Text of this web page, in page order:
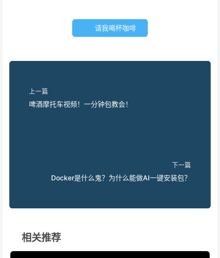
请我喝杯咖啡
上一篇
啤酒摩托车视频！一分钟包教会！
下一篇
Docker是什么鬼？为什么能做AI一键安装包？
相关推荐